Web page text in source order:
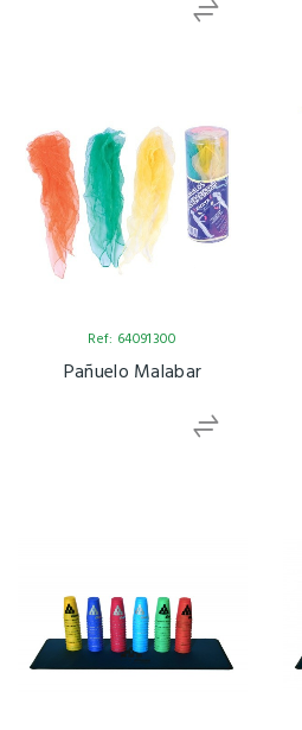
Ref: 64091300
Pañuelo Malabar